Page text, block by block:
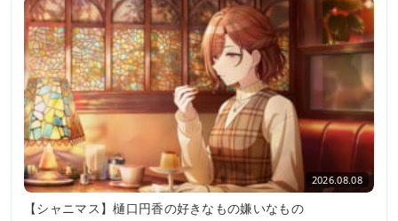
2026.08.08
【シャニマス】樋口円香の好きなもの嫌いなもの